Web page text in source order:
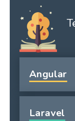
Angular
Laravel